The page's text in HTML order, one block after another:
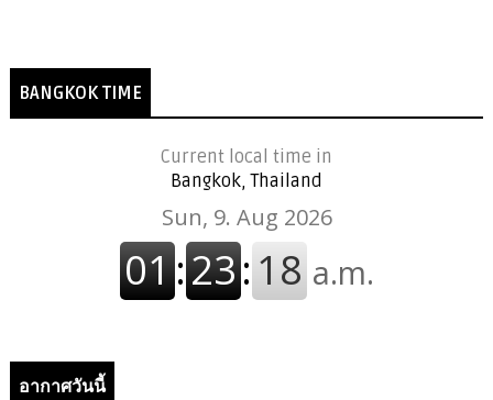
BANGKOK TIME
Current local time in
Bangkok, Thailand
อากาศวันนี้